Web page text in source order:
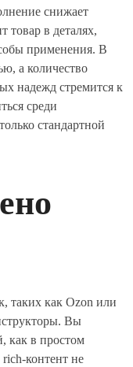
снижает
товар в деталях,
применения. В
а количество
надежд стремится к
среди
стандартной
таких как Ozon или
Вы
как в простом
контент не